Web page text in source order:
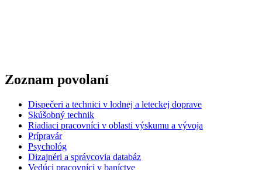
Zoznam povolaní
Dispečeri a technici v lodnej a leteckej doprave
Skúšobný technik
Riadiaci pracovníci v oblasti výskumu a vývoja
Prípravár
Psychológ
Dizajnéri a správcovia databáz
Vedúci pracovníci v baníctve